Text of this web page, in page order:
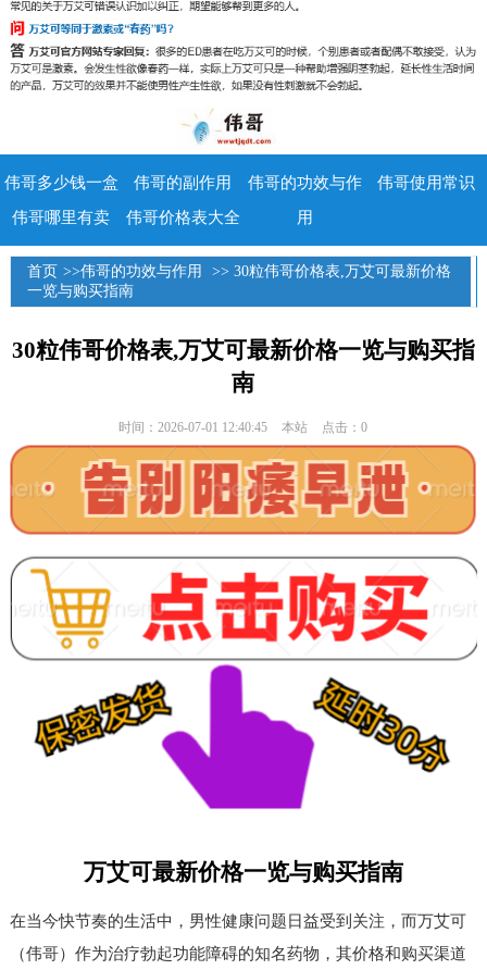
伟哥多少钱一盒 伟哥的副作用
伟哥的功效与作
用
伟哥使用常识
伟哥哪里有卖
伟哥价格表大全
首页 >>伟哥的功效与作用
>> 30粒伟哥价格表,万艾可最新价格
一览与购买指南
30粒伟哥价格表,万艾可最新价格一览与购买指
南
时间：2026-07-01 12:40:45 本站 点击：0
万艾可最新价格一览与购买指南
在当今快节奏的生活中，男性健康问题日益受到关注，而万艾可
（伟哥）作为治疗勃起功能障碍的知名药物，其价格和购买渠道